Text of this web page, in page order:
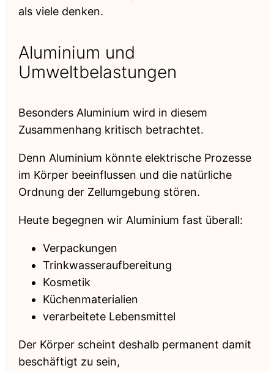
als viele denken.
Aluminium und
Umweltbelastungen
Besonders Aluminium wird in diesem
Zusammenhang kritisch betrachtet.
Denn Aluminium könnte elektrische Prozesse
im Körper beeinflussen und die natürliche
Ordnung der Zellumgebung stören.
Heute begegnen wir Aluminium fast überall:
Verpackungen
Trinkwasseraufbereitung
Kosmetik
Küchenmaterialien
verarbeitete Lebensmittel
Der Körper scheint deshalb permanent damit
beschäftigt zu sein,